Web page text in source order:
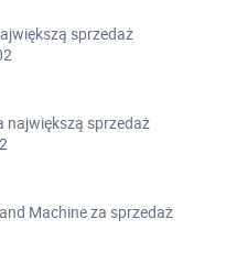
sprzedaż
największą sprzedaż
Machine za sprzedaż